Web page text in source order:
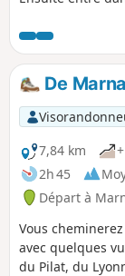
descente avant
l'angle d'une
Serclier. Belle
Chartreuse lors
Randonnée
paysages, forêt,
RANDONNEURS
RANDONNEES
photos en
circuit.
De
7,84 km
2h 45
Départ à
Vous
avec quelques
du Pilat, du